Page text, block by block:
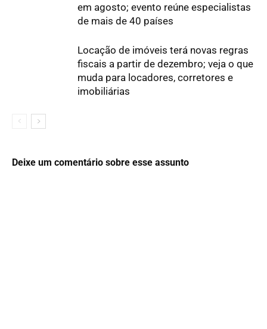
em agosto; evento reúne especialistas
de mais de 40 países
Locação de imóveis terá novas regras
fiscais a partir de dezembro; veja o que
muda para locadores, corretores e
imobiliárias
Deixe um comentário sobre esse assunto